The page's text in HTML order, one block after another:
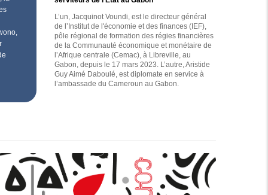
L’un, Jacquinot Voundi, est le directeur général
de l’Institut de l'économie et des finances (IEF),
pôle régional de formation des régies financières
de la Communauté économique et monétaire de
l’Afrique centrale (Cemac), à Libreville, au
Gabon, depuis le 17 mars 2023. L’autre, Aristide
Guy Aimé Daboulé, est diplomate en service à
l’ambassade du Cameroun au Gabon.
la régie
Réalisez